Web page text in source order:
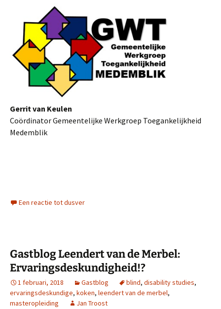
Gerrit van Keulen
Coördinator Gemeentelijke Werkgroep Toegankelijkheid
Medemblik
Een reactie tot dusver
Gastblog Leendert van de Merbel:
Ervaringsdeskundigheid!?
1 februari, 2018 Gastblog blind, disability studies,
ervaringsdeskundige, koken, leendert van de merbel,
masteropleiding
Jan Troost